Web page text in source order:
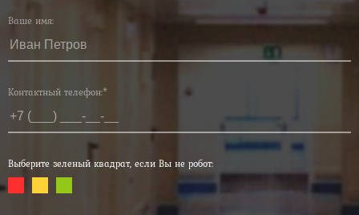
Ваше имя:
Контактный телефон:*
Выберите зеленый квадрат, если Вы не робот: